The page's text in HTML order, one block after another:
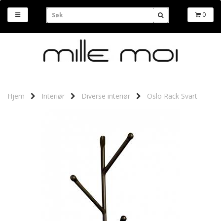
0
Hjem Interiør Diverse interiør Oslo Rack Svart